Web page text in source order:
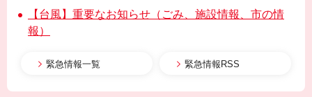
【台風】重要なお知らせ（ごみ、施設情報、市の情
報）
緊急情報一覧 緊急情報RSS